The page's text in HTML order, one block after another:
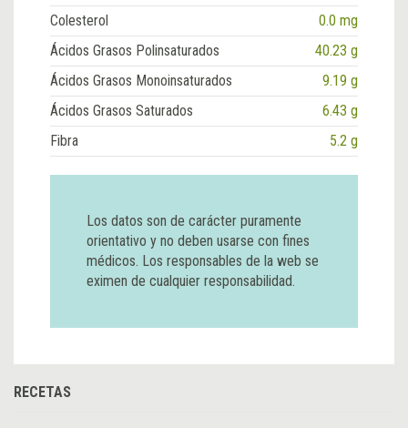
Colesterol
0.0 mg
Ácidos Grasos Polinsaturados
40.23 g
Ácidos Grasos Monoinsaturados
9.19 g
Ácidos Grasos Saturados
6.43 g
Fibra
5.2 g
Los datos son de carácter puramente
orientativo y no deben usarse con fines
médicos. Los responsables de la web se
eximen de cualquier responsabilidad.
RECETAS